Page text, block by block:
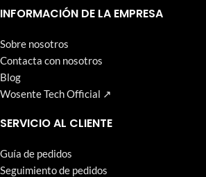
que Wosente-tech persigue incansablemente.
INFORMACIÓN DE LA EMPRESA
Sobre nosotros
Contacta con nosotros
Blog
Wosente Tech Official ↗
SERVICIO AL CLIENTE
Guía de pedidos
Seguimiento de pedidos